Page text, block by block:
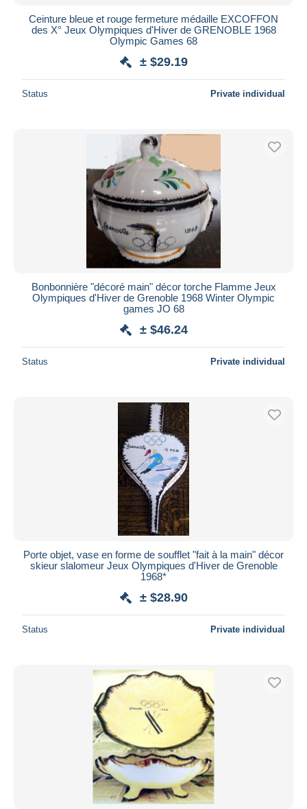
Ceinture bleue et rouge fermeture médaille EXCOFFON
des X° Jeux Olympiques d'Hiver de GRENOBLE 1968
Olympic Games 68
± $29.19
Status Private individual
Bonbonnière "décoré main" décor torche Flamme Jeux
Olympiques d'Hiver de Grenoble 1968 Winter Olympic
games JO 68
± $46.24
Status Private individual
Porte objet, vase en forme de soufflet "fait à la main" décor
skieur slalomeur Jeux Olympiques d'Hiver de Grenoble
1968*
± $28.90
Status Private individual